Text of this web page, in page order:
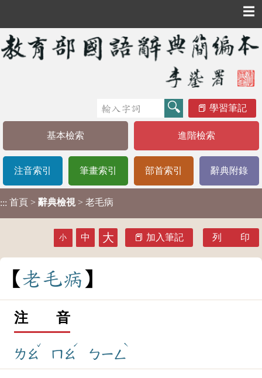
☰
學習筆記
基本檢索 進階檢索
注音索引 筆畫索引 部首索引 辭典附錄
::: 首頁 > 辭典檢視 > 老毛病
小 中 大 加入筆記 列 印
老毛病
注 音
ㄌㄠ
ˇ
ㄇㄠ
ˊ
ㄅㄧㄥ
ˋ